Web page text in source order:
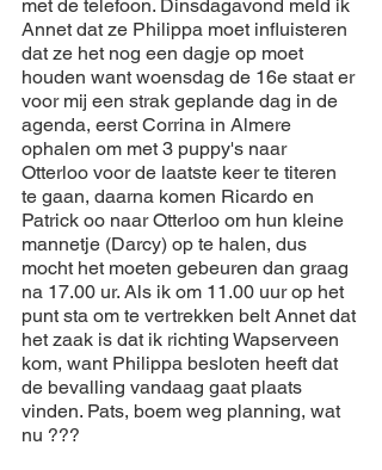
met de telefoon. Dinsdagavond meld ik
Annet dat ze Philippa moet influisteren
dat ze het nog een dagje op moet
houden want woensdag de 16e staat er
voor mij een strak geplande dag in de
agenda, eerst Corrina in Almere
ophalen om met 3 puppy's naar
Otterloo voor de laatste keer te titeren
te gaan, daarna komen Ricardo en
Patrick oo naar Otterloo om hun kleine
mannetje (Darcy) op te halen, dus
mocht het moeten gebeuren dan graag
na 17.00 ur. Als ik om 11.00 uur op het
punt sta om te vertrekken belt Annet dat
het zaak is dat ik richting Wapserveen
kom, want Philippa besloten heeft dat
de bevalling vandaag gaat plaats
vinden. Pats, boem weg planning, wat
nu ???